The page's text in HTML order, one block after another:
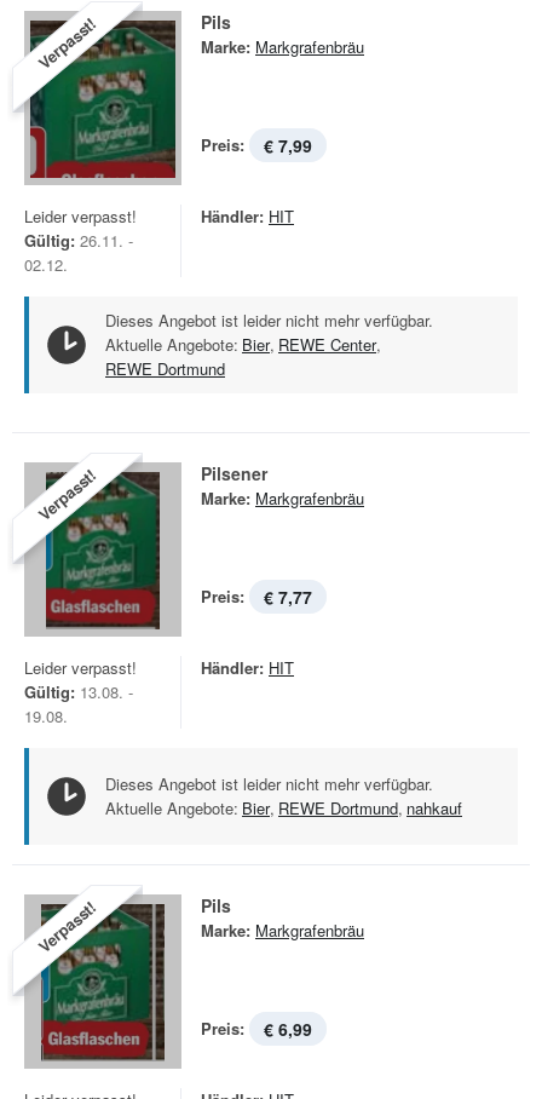
Verpasst! Pils
Marke: Markgrafenbräu
Preis: € 7,99
Leider verpasst!
Gültig: 26.11. -
02.12.
Händler: HIT
Dieses Angebot ist leider nicht mehr verfügbar.
Aktuelle Angebote: Bier, REWE Center,
REWE Dortmund
Verpasst! Pilsener
Marke: Markgrafenbräu
Preis: € 7,77
Leider verpasst!
Gültig: 13.08. -
19.08.
Händler: HIT
Dieses Angebot ist leider nicht mehr verfügbar.
Aktuelle Angebote: Bier, REWE Dortmund, nahkauf
Verpasst! Pils
Marke: Markgrafenbräu
Preis: € 6,99